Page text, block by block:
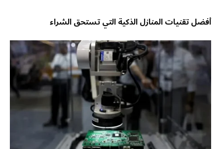
أفضل تقنيات المنازل الذكية التي تستحق الشراء